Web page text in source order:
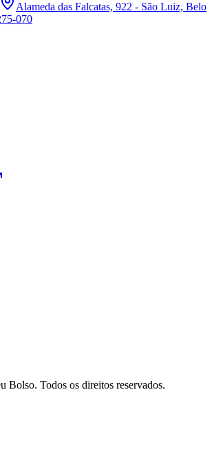
Alameda das Falcatas, 922 - São Luiz, Belo
070
Bolso. Todos os direitos reservados.